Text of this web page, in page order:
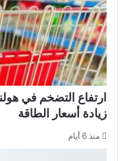
زيادة أسعار الطاقة
منذ 6 أيام